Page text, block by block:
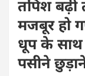
तपिश बढ़ी
मजबूर हो
धूप के साथ
पसीने छुड़ाने